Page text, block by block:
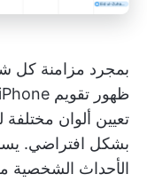
بمجرد مزامنة كل
تعيين ألوان مختلفة
بشكل افتراضي.
الأحداث الشخصية